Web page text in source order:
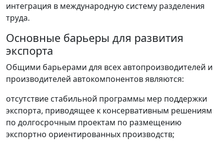
интеграция в международную систему разделения
труда.
Основные барьеры для развития
экспорта
Общими барьерами для всех автопроизводителей и
производителей автокомпонентов являются:
отсутствие стабильной программы мер поддержки
экспорта, приводящее к консервативным решениям
по долгосрочным проектам по размещению
экспортно ориентированных производств;